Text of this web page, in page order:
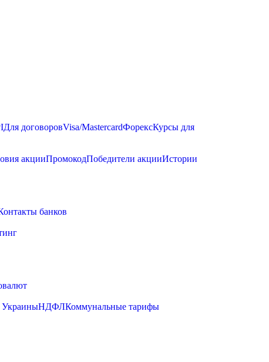
Для договоровVisa/MastercardФорексКурсы для
акцииПромокодПобедители акцииИстории
банков
НДФЛКоммунальные тарифы